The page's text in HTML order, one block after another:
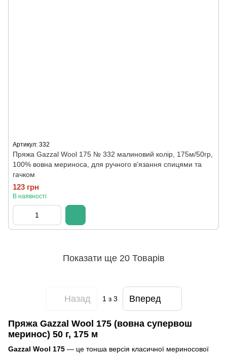
Артикул: 332
Пряжа Gazzal Wool 175 № 332 малиновий колір, 175м/50гр,
100% вовна мериноса, для ручного в'язання спицями та
гачком
123 грн
В наявності
Показати ще 20 Товарів
Назад 1 з 3 Вперед
Пряжа Gazzal Wool 175 (вовна супервош
меринос) 50 г, 175 м
Gazzal Wool 175 — це тонша версія класичної мериносової